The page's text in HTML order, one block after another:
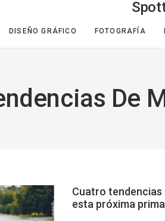
DISEÑO GRÁFICO FOTOGRAFÍA
De
Cuatro tendencias
esta próxima